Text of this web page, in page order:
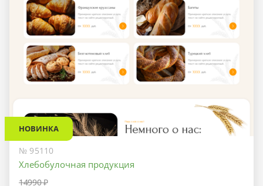
НОВИНКА
№ 95110
Хлебобулочная продукция
14990 ₽